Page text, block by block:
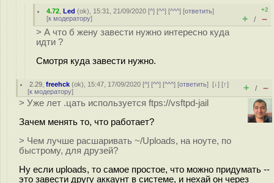
4.72 ,Led (ok), 15:31, 21/09/2020 [^] [^^] [^^^] [ответить]
[к модератору]
+2
+ / –
> А что б жену завести нужно интересно куда
идти ?
Смотря куда завести нужно.
2.29 ,freehck (ok), 15:47, 17/09/2020 [^] [^^] [^^^] [ответить][↓] [↑]
[к модератору] + / –
> Уже лет .цать используется ftps://vsftpd-jail
Зачем менять то, что работает?
> Чем лучше расшаривать ~/Uploads, на ноуте, по
быстрому, для друзей?
Ну если uploads, то самое простое, что можно придумать --
это завести другу аккаунт в системе, и нехай он через